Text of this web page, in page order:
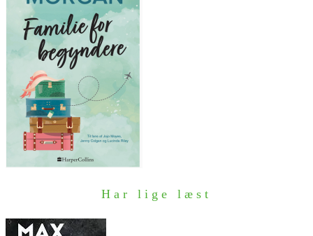
Har lige læst